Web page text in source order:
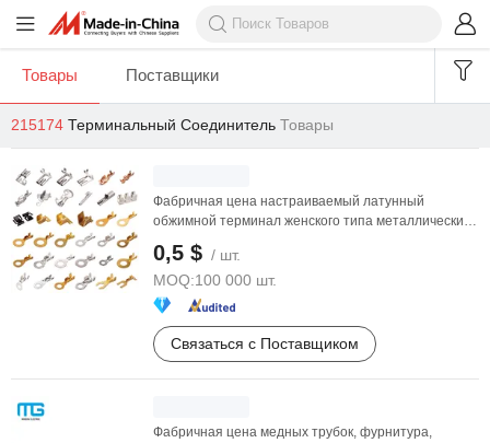
Товары Поставщики
215174 Терминальный Соединитель Товары
Фабричная цена настраиваемый латунный
обжимной терминал женского типа металлические
электрические ...
0,5 $ / шт.
MOQ:100 000 шт.
Связаться с Поставщиком
Фабричная цена медных трубок, фурнитура,